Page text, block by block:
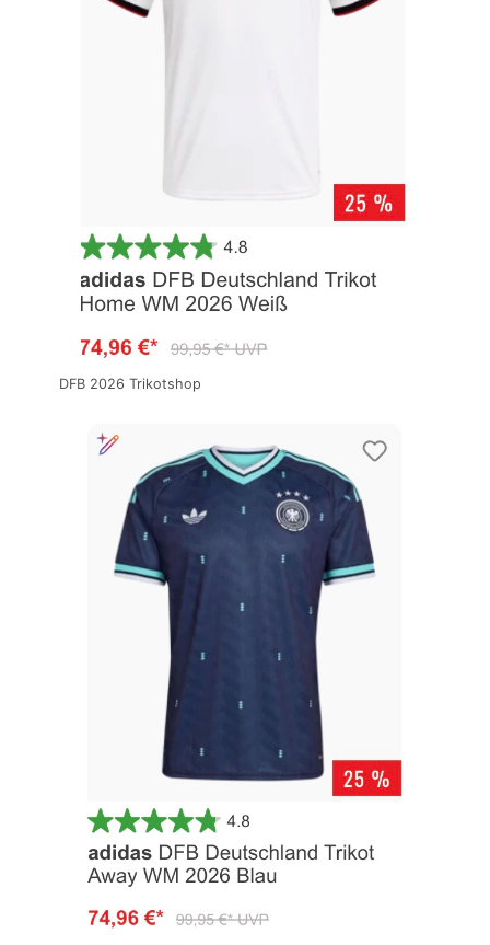
DFB 2026 Trikotshop